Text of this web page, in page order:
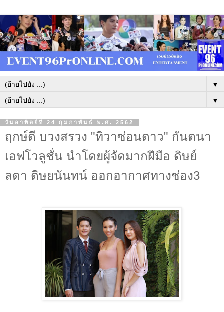
▼
▼
วันอาทิตย์ที่ 24 กุมภาพันธ์ พ.ศ. 2562
ฤกษ์ดี บวงสรวง "ทิวาซ่อนดาว" กันตนา
เอฟโวลูชั่น นำโดยผู้จัดมากฝีมือ ดิษย์
ลดา ดิษยนันทน์ ออกอากาศทางช่อง3